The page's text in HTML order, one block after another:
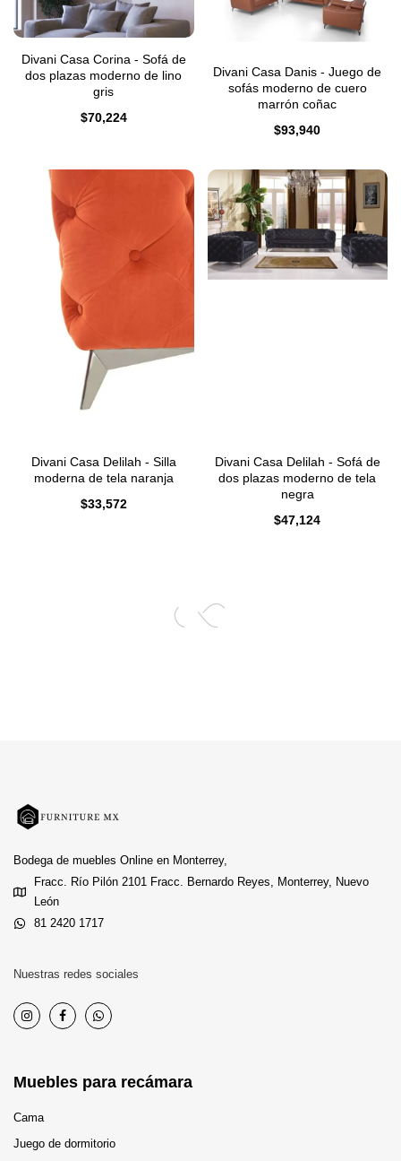
Divani Casa Corina - Sofá de
dos plazas moderno de lino
gris
$70,224
Divani Casa Danis - Juego de
sofás moderno de cuero
marrón coñac
$93,940
Divani Casa Delilah - Silla
moderna de tela naranja
$33,572
Divani Casa Delilah - Sofá de
dos plazas moderno de tela
negra
$47,124
Bodega de muebles Online en Monterrey,
Fracc. Río Pilón 2101 Fracc. Bernardo Reyes, Monterrey, Nuevo
León
81 2420 1717
Nuestras redes sociales
Muebles para recámara
Cama
Juego de dormitorio